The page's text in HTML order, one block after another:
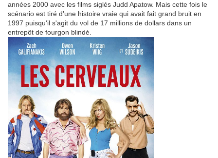
années 2000 avec les films siglés Judd Apatow. Mais cette fois le
scénario est tiré d'une histoire vraie qui avait fait grand bruit en
1997 puisqu'il s'agit du vol de 17 millions de dollars dans un
entrepôt de fourgon blindé.